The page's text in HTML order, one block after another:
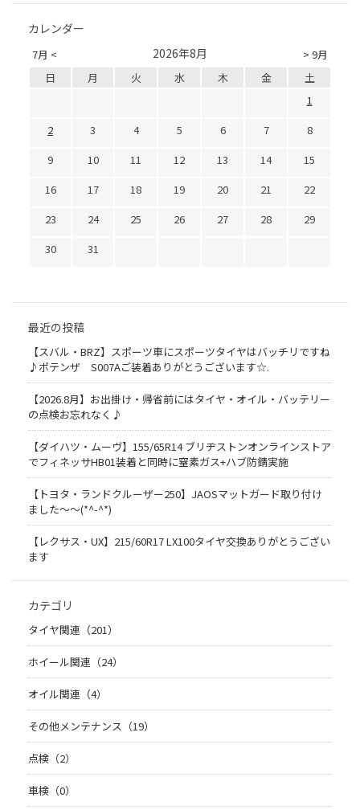
カレンダー
7月 < > 9月
2026年8月
日 月 火 水 木 金
土
1
2
3 4 5 6 7
8
9
10 11 12 13 14
15
16
17 18 19 20 21
22
23
24 25 26 27 28
29
30
31
最近の投稿
【スバル・BRZ】スポーツ車にスポーツタイヤはバッチリですね
♪ポテンザ S007Aご装着ありがとうございます☆.
【2026.8月】お出掛け・帰省前にはタイヤ・オイル・バッテリー
の点検お忘れなく♪
【ダイハツ・ムーヴ】155/65R14 ブリヂストンオンラインストア
でフィネッサHB01装着と同時に窒素ガス+ハブ防錆実施
【トヨタ・ランドクルーザー250】JAOSマットガード取り付け
ました～～(*^-^*)
【レクサス・UX】215/60R17 LX100タイヤ交換ありがとうござい
ます
カテゴリ
タイヤ関連（201）
ホイール関連（24）
オイル関連（4）
その他メンテナンス（19）
点検（2）
車検（0）